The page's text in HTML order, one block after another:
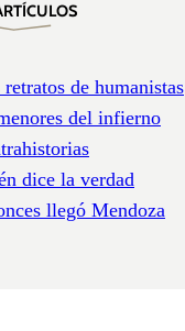
retratos de humanistas
del infierno
dice la verdad
llegó Mendoza